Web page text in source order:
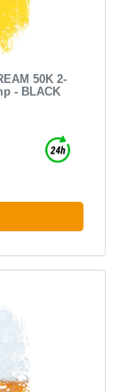
50K 2-
- BLACK